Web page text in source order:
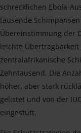
schrecklichen Ebola-
tausende
Übereinstimmung der
leichte Übertragbarkeit
zentralafrikanische
Zehntausend. Die
höher, aber stark
gelistet und von der
eingestuft.